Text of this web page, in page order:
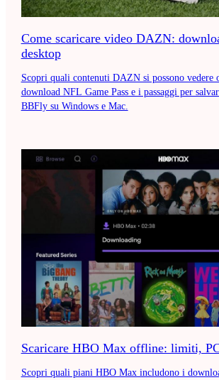
Come scaricare video DAZN:
desktop
Scopri quali contenuti DAZN si possono
download NFL Game Pass e i passaggi per
BBFly su Windows e Mac.
Scaricare HBO Max offline: limiti,
Scopri quali piani HBO Max includono i